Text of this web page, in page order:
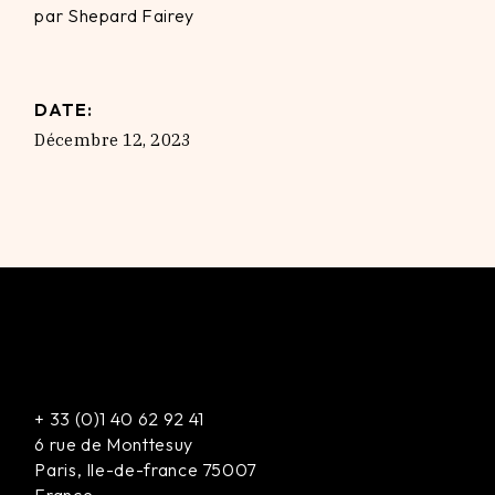
par Shepard Fairey
DATE:
Décembre 12, 2023
+ 33 (0)1 40 62 92 41
6 rue de Monttesuy
Paris, Ile-de-france 75007